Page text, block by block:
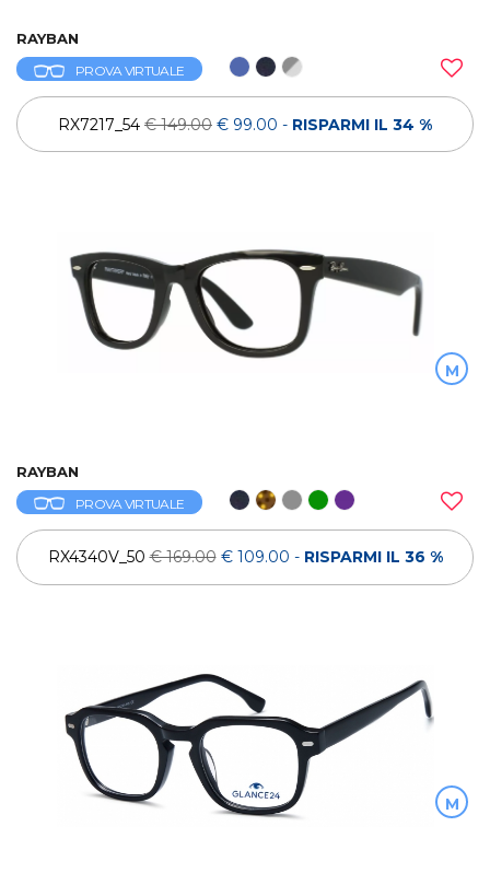
RAYBAN
PROVA VIRTUALE
RX7217_54 € 149.00 € 99.00 - RISPARMI IL 34 %
M
RAYBAN
PROVA VIRTUALE
RX4340V_50€ 169.00 € 109.00 - RISPARMI IL 36 %
M